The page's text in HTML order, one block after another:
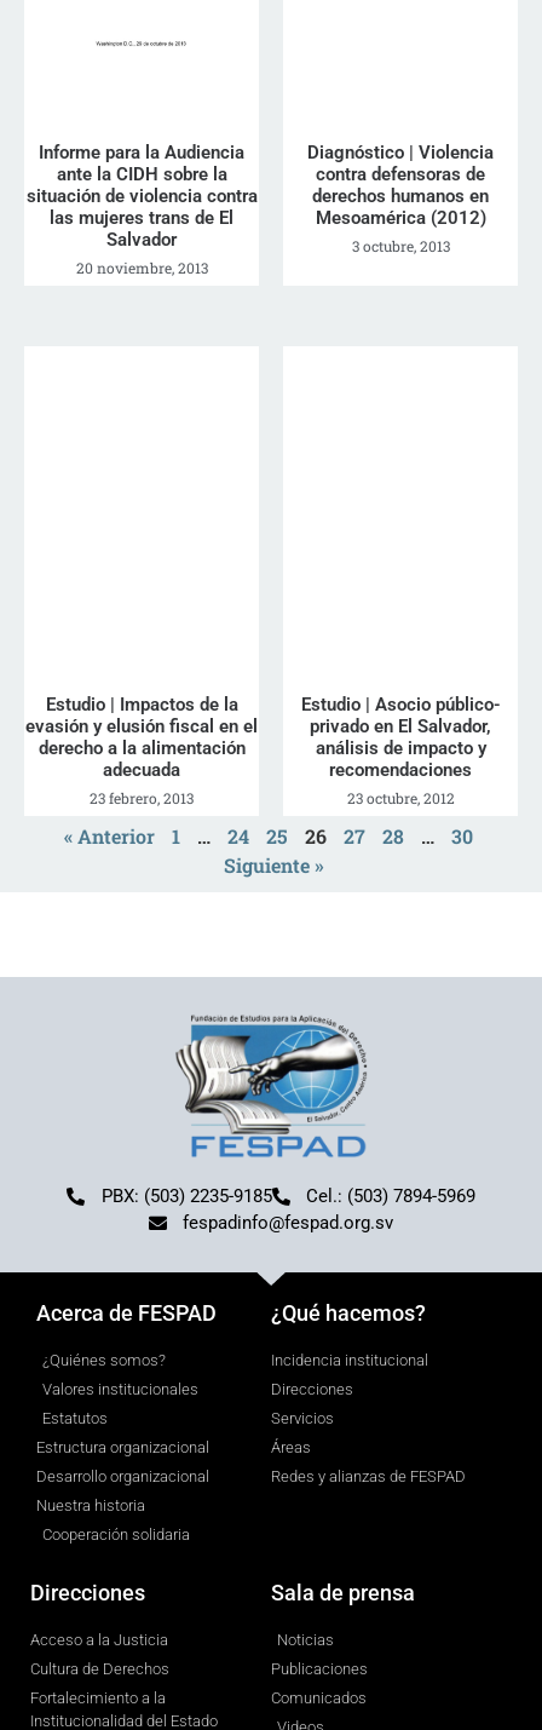
Informe para la Audiencia
ante la CIDH sobre la
situación de violencia contra
las mujeres trans de El
Salvador
20 noviembre, 2013
Diagnóstico | Violencia
contra defensoras de
derechos humanos en
Mesoamérica (2012)
3 octubre, 2013
Estudio | Impactos de la
evasión y elusión fiscal en el
derecho a la alimentación
adecuada
23 febrero, 2013
Estudio | Asocio público-
privado en El Salvador,
análisis de impacto y
recomendaciones
23 octubre, 2012
« Anterior 1 … 24 25 26 27 28 …
30
Siguiente »
PBX: (503) 2235-9185
Cel.: (503) 7894-5969
fespadinfo@fespad.org.sv
Acerca de FESPAD
¿Quiénes somos?
Valores institucionales
Estatutos
Estructura organizacional
Desarrollo organizacional
Nuestra historia
Cooperación solidaria
¿Qué hacemos?
Incidencia institucional
Direcciones
Servicios
Áreas
Redes y alianzas de FESPAD
Direcciones
Acceso a la Justicia
Cultura de Derechos
Fortalecimiento a la
Institucionalidad del Estado
Sala de prensa
Noticias
Publicaciones
Comunicados